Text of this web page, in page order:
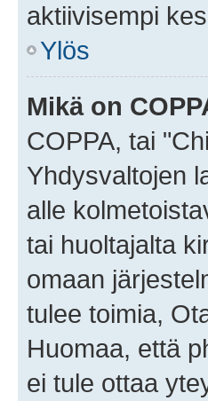
aktiivisempi
Ylös
Mikä on
COPPA, tai
Yhdysvaltojen
alle
tai huoltajalta
omaan
tulee toimia,
Huomaa, että
ei tule ottaa